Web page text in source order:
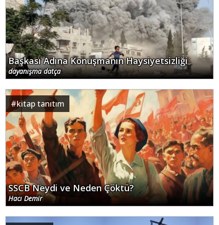
Başkası Adına Konuşmanın Haysiyetsizliği
dayanışma datça
#kitap tanıtım
SSCB Neydi ve Neden Çöktü?
Hacı Demir